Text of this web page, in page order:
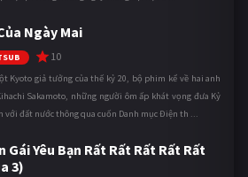
Ngày Mai
10
Kyoto giả tưởng của thế kỷ 20, bộ phim kể về hai anh
Sakamoto, những người ôm ấp khát vọng đưa Kỷ
với đất nước thông qua cuốn Danh mục Điện th ...
Gái Yêu Bạn Rất Rất Rất Rất Rất
3)